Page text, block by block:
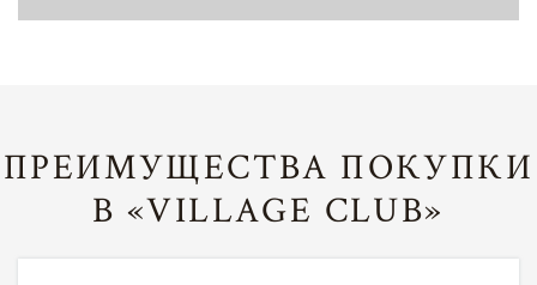
ПРЕИМУЩЕСТВА ПОКУПКИ
В «VILLAGE CLUB»